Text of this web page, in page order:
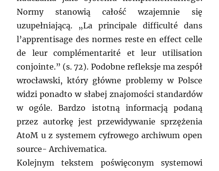
Normy stanowią całość wzajemnie się
uzupełniającą. „La principale difficulté dans
l’apprentisage des normes reste en effect celle
de leur complémentarité et leur utilisation
conjointe.” (s. 72). Podobne refleksje ma zespół
wrocławski, który główne problemy w Polsce
widzi ponadto w słabej znajomości standardów
w ogóle. Bardzo istotną informacją podaną
przez autorkę jest przewidywanie sprzężenia
AtoM u z systemem cyfrowego archiwum open
source- Archivematica.
Kolejnym tekstem poświęconym systemowi